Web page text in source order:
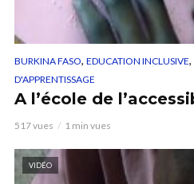
BURKINA FASO, EDUCATION INCLUSIVE,
D'APPRENTISSAGE
A l’école de
517 vues 1 min vues
VIDÉO